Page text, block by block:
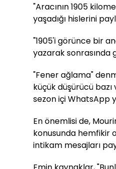
"Aracının 1905
yaşadığı hislerini
"1905'i görünce bir
yazarak sonrasında
"Fener ağlama"
küçük düşürücü
sezon içi WhatsApp
En önemlisi de,
konusunda hemfikir
intikam mesajları